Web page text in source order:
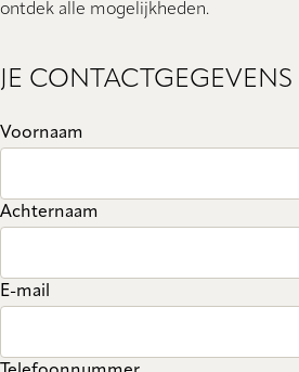
ontdek alle mogelijkheden.
JE CONTACTGEGEVENS
Voornaam
Achternaam
E-mail